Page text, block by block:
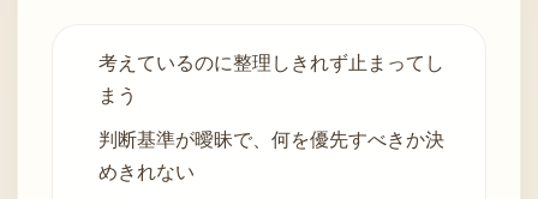
考えているのに整理しきれず止まってし
まう
判断基準が曖昧で、何を優先すべきか決
めきれない